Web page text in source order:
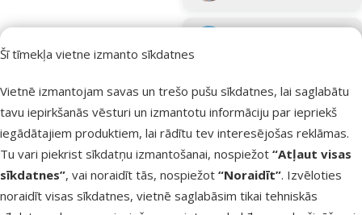
Šī tīmekļa vietne izmanto sīkdatnes
Vietnē izmantojam savas un trešo pušu sīkdatnes, lai saglabātu
tavu iepirkšanās vēsturi un izmantotu informāciju par iepriekš
iegādātajiem produktiem, lai rādītu tev interesējošas reklāmas.
Tu vari piekrist sīkdatņu izmantošanai, nospiežot “Atļaut visas
sīkdatnes”, vai noraidīt tās, nospiežot “Noraidīt”. Izvēloties
noraidīt visas sīkdatnes, vietnē saglabāsim tikai tehniskās
Preces
eksotiskajiem
Filtrs
Kampaņa: Vasara
turpinās – atlaides katrai
gaumei!
Produkti nav atrasti